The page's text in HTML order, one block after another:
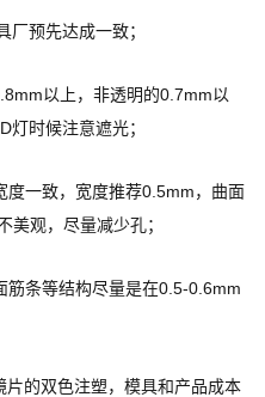
厂预先达成一致；
以上，非透明的0.7mm以
灯时候注意遮光；
度一致，宽度推荐0.5mm，曲面
美观，尽量减少孔；
筋条等结构尽量是在0.5-0.6mm
的双色注塑，模具和产品成本